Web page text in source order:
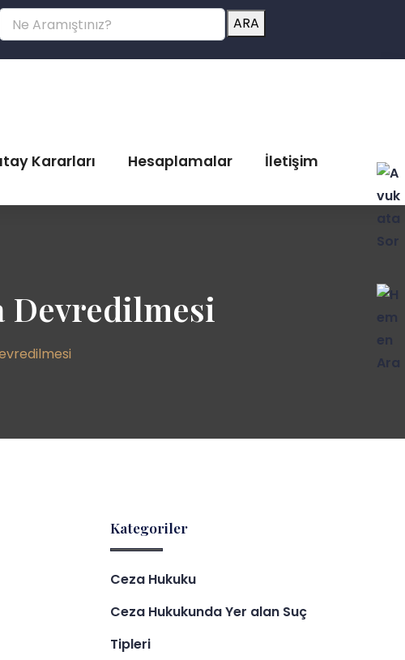
ARA
Kararları Hesaplamalar İletişim
Devredilmesi
Kategoriler
Ceza Hukuku
Ceza Hukukunda Yer alan Suç
Tipleri